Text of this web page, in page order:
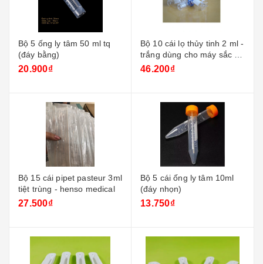
Bộ 5 ống ly tâm 50 ml tq
(đáy bằng)
20.900₫
Bộ 10 cái lọ thủy tinh 2 ml -
trắng dùng cho máy sắc ký
+ nắp xanh
46.200₫
Bộ 15 cái pipet pasteur 3ml
tiệt trùng - henso medical
27.500₫
Bộ 5 cái ống ly tâm 10ml
(đáy nhọn)
13.750₫